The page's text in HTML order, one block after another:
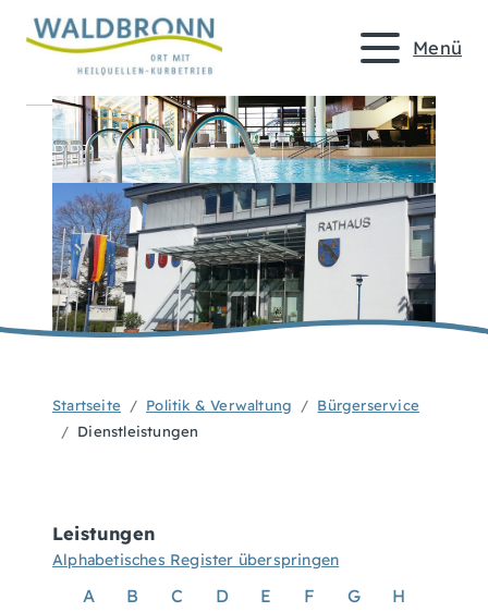
Menü
Startseite Politik & Verwaltung
Bürgerservice
Dienstleistungen
Leistungen
Alphabetisches Register überspringen
A B C D E F G H